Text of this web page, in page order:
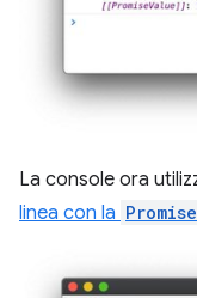
La console ora
linea con la Promise